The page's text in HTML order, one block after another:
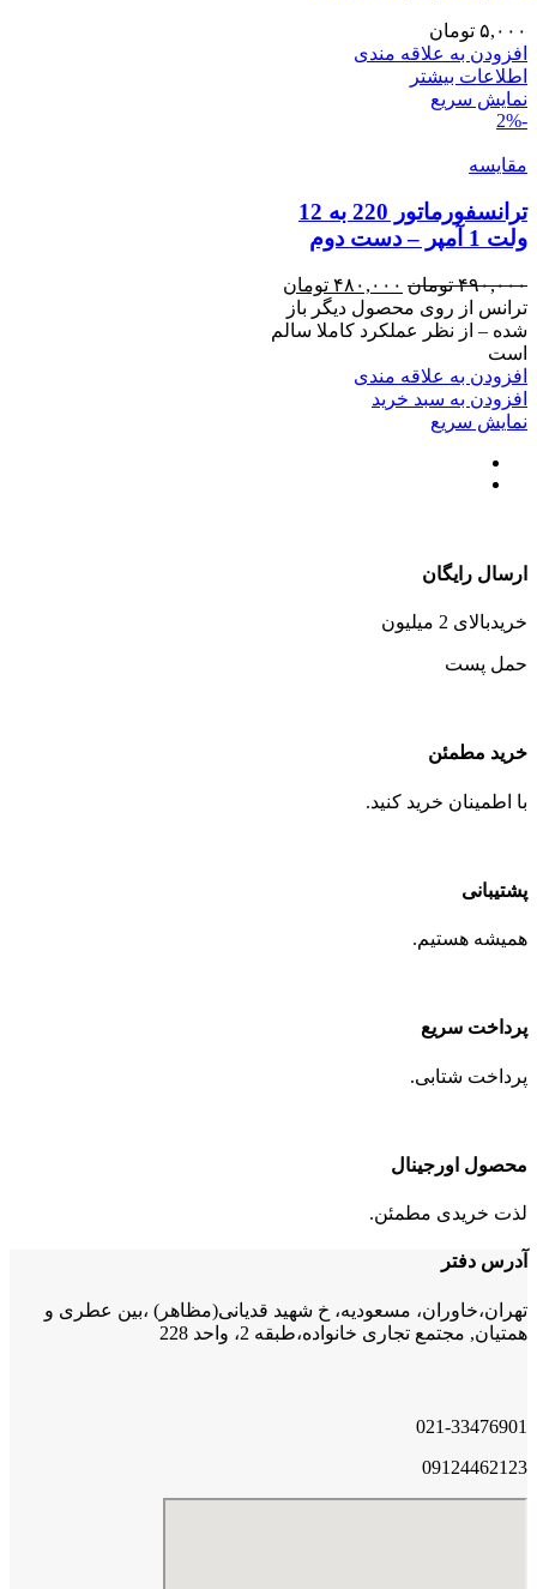
۵,۰۰۰ تومان
افزودن به علاقه مندی
اطلاعات بیشتر
نمایش سریع
-2%
مقايسه
ترانسفورماتور 220 به 12
ولت 1 آمپر – دست دوم
۴۹۰,۰۰۰ تومان قیمت
اصلی
۴۹۰,۰۰۰ تومان
۴۸۰,۰۰۰ تومان
ترانس از روی محصول دیگر باز
شده – از نظر عملکرد کاملا سالم
است
افزودن به علاقه مندی
افزودن به سبد خرید
نمایش سریع
ارسال رایگان
خریدبالای 2 میلیون
حمل پست
خرید مطمئن
با اطمینان خرید کنید.
پشتیبانی
همیشه هستیم.
پرداخت سریع
پرداخت شتابی.
محصول اورجینال
لذت خریدی مطمئن.
آدرس دفتر
تهران،خاوران، مسعودیه، خ شهید قدیانی(مظاهر) ،بین عطری و
همتیان, مجتمع تجاری خانواده،طبقه 2، واحد 228
021-33476901
09124462123